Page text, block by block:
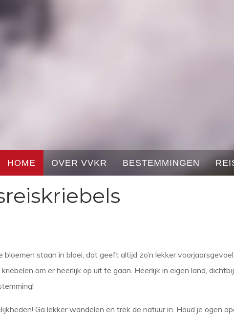
HOME OVER VVKR BESTEMMINGEN
staan in bloei, dat geeft altijd zo’n lekker
om er heerlijk op uit te gaan. Heerlijk in eigen land,
Ga lekker wandelen en trek de natuur in. Houd je ogen